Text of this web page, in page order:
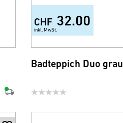
CHF 32.00
inkl. MwSt.
Badteppich Duo grau